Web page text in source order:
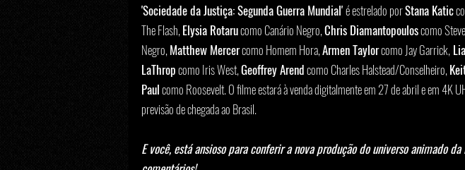
'Sociedade da Justiça: Segunda Guerra Mundial' é estrelado por Stana Katic
The Flash, Elysia Rotaru como Canário Negro, Chris Diamantopoulos como
Negro, Matthew Mercer como Homem Hora, Armen Taylor como Jay Garrick,
LaThrop como Iris West, Geoffrey Arend como Charles Halstead/Conselheiro,
Paul como Roosevelt. O filme estará à venda digitalmente em 27 de abril e em 4K
previsão de chegada ao Brasil.
E você, está ansioso para conferir a nova produção do universo animado